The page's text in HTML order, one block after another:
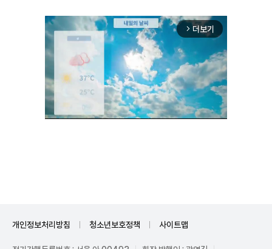
arrow_forward_ios 더보기
개인정보처리방침 청소년보호정책 사이트맵